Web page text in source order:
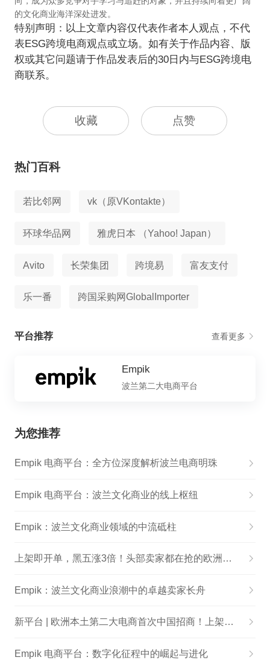
的文化商业海洋深处进发。
特别声明：以上文章内容仅代表作者本人观点，不代
表ESG跨境电商观点或立场。如有关于作品内容、版
权或其它问题请于作品发表后的30日内与ESG跨境电
商联系。
收藏 点赞
热门百科
若比邻网 vk（原VKontakte）
环球华品网 雅虎日本 （Yahoo! Japan）
Avito 长荣集团 跨境易 富友支付
乐一番 跨国采购网GlobalImporter
平台推荐 查看更多
Empik
波兰第二大电商平台
为您推荐
Empik 电商平台：全方位深度解析波兰电商明珠
Empik 电商平台：波兰文化商业的线上枢纽
Empik：波兰文化商业领域的中流砥柱
上架即开单，黑五涨3倍！头部卖家都在抢的欧洲新蓝海！
Empik：波兰文化商业浪潮中的卓越卖家长舟
新平台 | 欧洲本土第二大电商首次中国招商！上架一天就出单！
Empik 电商平台：数字化征程中的崛起与进化